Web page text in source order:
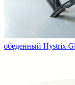
обеденный Hystrix